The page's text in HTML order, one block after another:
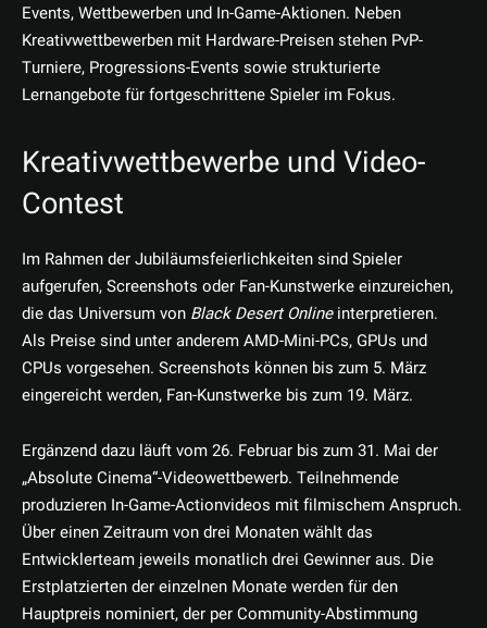
Events, Wettbewerben und In-Game-Aktionen. Neben
Kreativwettbewerben mit Hardware-Preisen stehen PvP-
Turniere, Progressions-Events sowie strukturierte
Lernangebote für fortgeschrittene Spieler im Fokus.
Kreativwettbewerbe und Video-
Contest
Im Rahmen der Jubiläumsfeierlichkeiten sind Spieler
aufgerufen, Screenshots oder Fan-Kunstwerke einzureichen,
die das Universum von Black Desert Onlineinterpretieren.
Als Preise sind unter anderem AMD-Mini-PCs, GPUs und
CPUs vorgesehen. Screenshots können bis zum 5. März
eingereicht werden, Fan-Kunstwerke bis zum 19. März.
Ergänzend dazu läuft vom 26. Februar bis zum 31. Mai der
„Absolute Cinema“-Videowettbewerb. Teilnehmende
produzieren In-Game-Actionvideos mit filmischem Anspruch.
Über einen Zeitraum von drei Monaten wählt das
Entwicklerteam jeweils monatlich drei Gewinner aus. Die
Erstplatzierten der einzelnen Monate werden für den
Hauptpreis nominiert, der per Community-Abstimmung